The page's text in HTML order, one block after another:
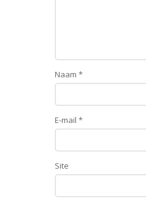
Naam*
E-mail*
Site